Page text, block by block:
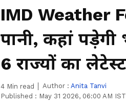
IMD Weather
पानी, कहां
6 राज्यों का
4 Min read Author : Anita Tanvi
Published : May 31 2026, 06:00 AM IST